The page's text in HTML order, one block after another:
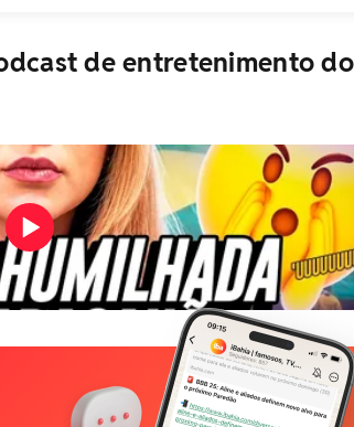
de entretenimento do